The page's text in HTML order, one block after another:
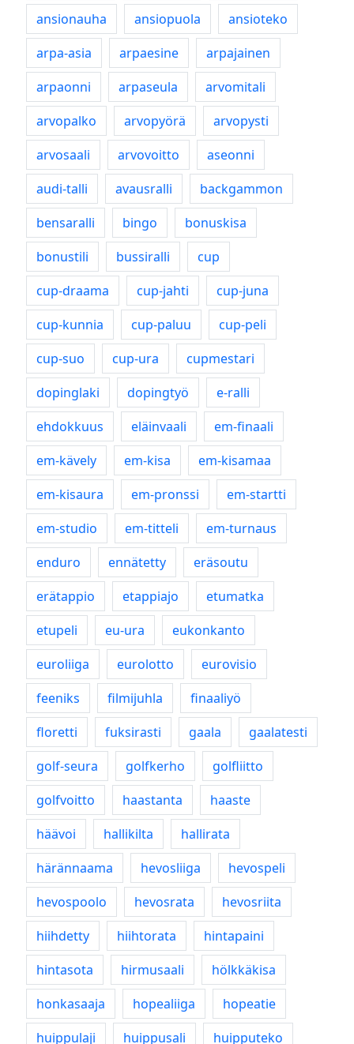
ansionauha
ansiopuola
ansioteko
arpa-asia
arpaesine
arpajainen
arpaonni
arpaseula
arvomitali
arvopalko
arvopyörä
arvopysti
arvosaali
arvovoitto
aseonni
audi-talli
avausralli
backgammon
bensaralli
bingo
bonuskisa
bonustili
bussiralli
cup
cup-draama
cup-jahti
cup-juna
cup-kunnia
cup-paluu
cup-peli
cup-suo
cup-ura
cupmestari
dopinglaki
dopingtyö
e-ralli
ehdokkuus
eläinvaali
em-finaali
em-kävely
em-kisa
em-kisamaa
em-kisaura
em-pronssi
em-startti
em-studio
em-titteli
em-turnaus
enduro
ennätetty
eräsoutu
erätappio
etappiajo
etumatka
etupeli
eu-ura
eukonkanto
euroliiga
eurolotto
eurovisio
feeniks
filmijuhla
finaaliyö
floretti
fuksirasti gaala
gaalatesti
golf-seura
golfkerho
golfliitto
golfvoitto
haastanta
haaste
häävoi
hallikilta
hallirata
härännaama
hevosliiga
hevospeli
hevospoolo
hevosrata
hevosriita
hiihdetty
hiihtorata
hintapaini
hintasota
hirmusaali
hölkkäkisa
honkasaaja
hopealiiga
hopeatie
huippulaji
huippusali huipputeko